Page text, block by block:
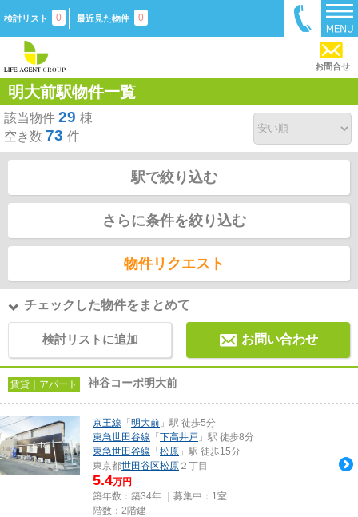
検討リスト 0 最近見た物件 0
お問合せ
明大前駅物件一覧
該当物件 29 棟
空き数 73 件
駅で絞り込む
さらに条件を絞り込む
物件リクエスト
チェックした物件をまとめて
検討リストに追加 お問い合わせ
賃貸｜アパート 神谷コーポ明大前
京王線 「 明大前 」駅 徒歩5分
東急世田谷線 「 下高井戸 」駅 徒歩8分
東急世田谷線 「 松原 」駅 徒歩15分
東京都世田谷区松原 ２丁目
5.4万円
築年数：築34年 ｜募集中： 1室
階数：2階建